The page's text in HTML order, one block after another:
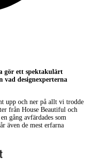
gör ett spektakulärt
vad designexperterna
upp och ner på allt vi trodde
från House Beautiful och
gång avfärdades som
även de mest erfarna